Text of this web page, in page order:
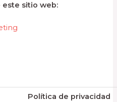
sitio web:
Política de privacidad